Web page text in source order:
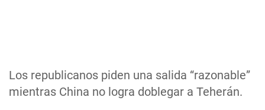
Los republicanos piden una salida “razonable”
mientras China no logra doblegar a Teherán.